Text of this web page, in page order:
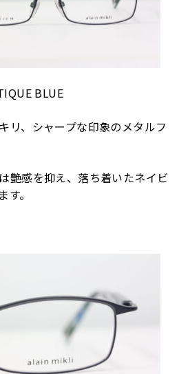
BLUE
リ、シャープな印象のメタルフ
艶感を抑え、落ち着いたネイビ
。